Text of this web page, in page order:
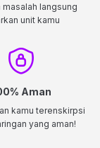
masalah langsung
unit kamu
Aman
kamu terenskirpsi
yang aman!